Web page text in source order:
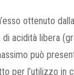
ottenuto
acidità libera
può
per l’utilizzo in